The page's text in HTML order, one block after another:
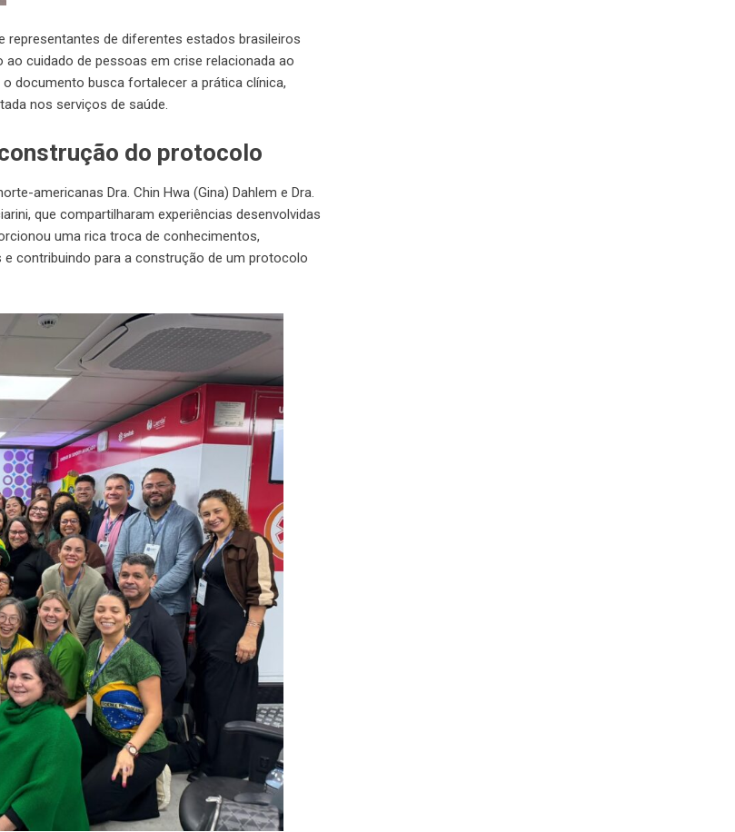
representantes de diferentes estados brasileiros
cuidado de pessoas em crise relacionada ao
documento busca fortalecer a prática clínica,
nos serviços de saúde.
do protocolo
americanas Dra. Chin Hwa (Gina) Dahlem e Dra.
que compartilharam experiências desenvolvidas
uma rica troca de conhecimentos,
contribuindo para a construção de um protocolo